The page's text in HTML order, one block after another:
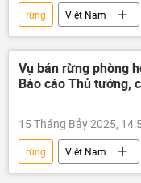
rừng Việt Nam
tai nạn
mất tích
cứu nạn
cứu hộ
Du lịch
Vụ bán rừng phòng
Báo cáo Thủ tướng,
15 Tháng Bảy 2025,
rừng Việt Nam
công an
Bộ